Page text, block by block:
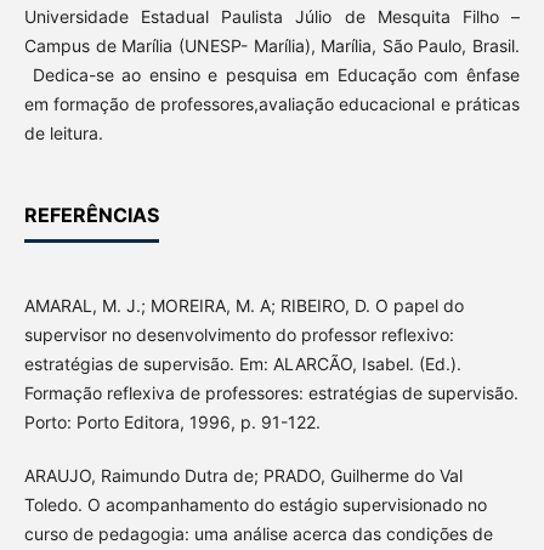
Universidade Estadual Paulista Júlio de Mesquita Filho –
Campus de Marília (UNESP- Marília), Marília, São Paulo, Brasil.
Dedica-se ao ensino e pesquisa em Educação com ênfase
em formação de professores,avaliação educacional e práticas
de leitura.
REFERÊNCIAS
AMARAL, M. J.; MOREIRA, M. A; RIBEIRO, D. O papel do
supervisor no desenvolvimento do professor reflexivo:
estratégias de supervisão. Em: ALARCÃO, Isabel. (Ed.).
Formação reflexiva de professores: estratégias de supervisão.
Porto: Porto Editora, 1996, p. 91-122.
ARAUJO, Raimundo Dutra de; PRADO, Guilherme do Val
Toledo. O acompanhamento do estágio supervisionado no
curso de pedagogia: uma análise acerca das condições de